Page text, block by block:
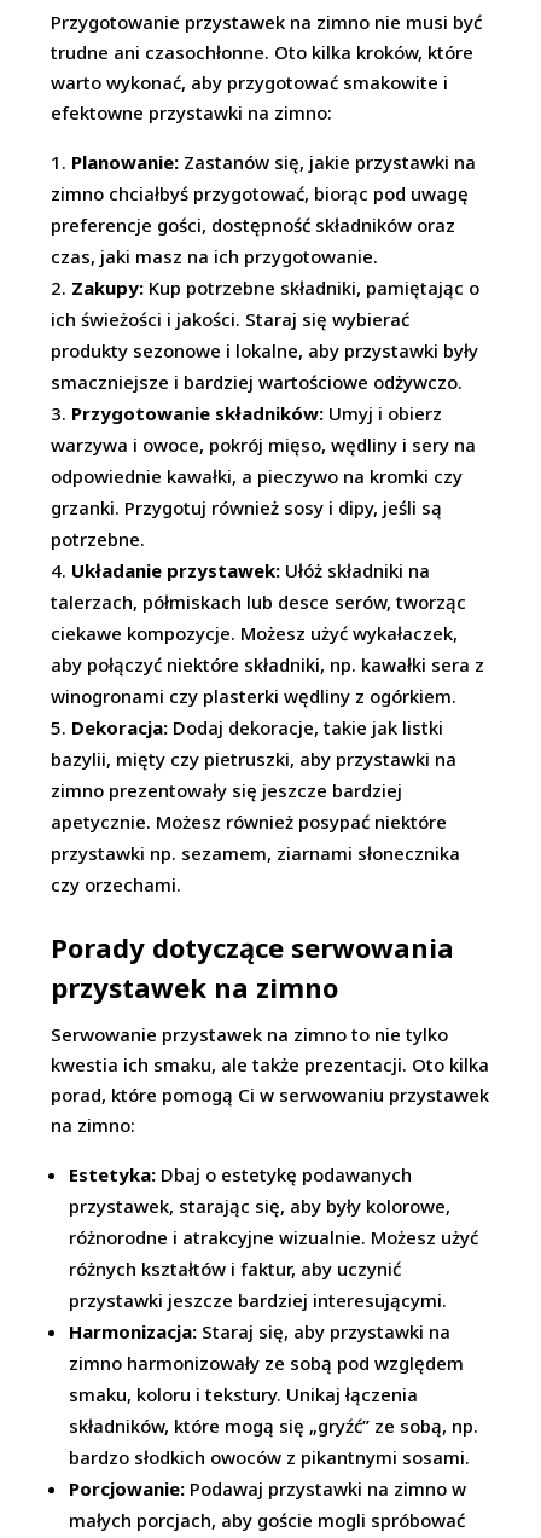
Przygotowanie przystawek na zimno nie musi być
trudne ani czasochłonne. Oto kilka kroków, które
warto wykonać, aby przygotować smakowite i
efektowne przystawki na zimno:
Planowanie: Zastanów się, jakie przystawki na
zimno chciałbyś przygotować, biorąc pod uwagę
preferencje gości, dostępność składników oraz
czas, jaki masz na ich przygotowanie.
Zakupy: Kup potrzebne składniki, pamiętając o
ich świeżości i jakości. Staraj się wybierać
produkty sezonowe i lokalne, aby przystawki były
smaczniejsze i bardziej wartościowe odżywczo.
Przygotowanie składników: Umyj i obierz
warzywa i owoce, pokrój mięso, wędliny i sery na
odpowiednie kawałki, a pieczywo na kromki czy
grzanki. Przygotuj również sosy i dipy, jeśli są
potrzebne.
Układanie przystawek: Ułóż składniki na
talerzach, półmiskach lub desce serów, tworząc
ciekawe kompozycje. Możesz użyć wykałaczek,
aby połączyć niektóre składniki, np. kawałki sera z
winogronami czy plasterki wędliny z ogórkiem.
Dekoracja: Dodaj dekoracje, takie jak listki
bazylii, mięty czy pietruszki, aby przystawki na
zimno prezentowały się jeszcze bardziej
apetycznie. Możesz również posypać niektóre
przystawki np. sezamem, ziarnami słonecznika
czy orzechami.
Porady dotyczące serwowania
przystawek na zimno
Serwowanie przystawek na zimno to nie tylko
kwestia ich smaku, ale także prezentacji. Oto kilka
porad, które pomogą Ci w serwowaniu przystawek
na zimno:
Estetyka: Dbaj o estetykę podawanych
przystawek, starając się, aby były kolorowe,
różnorodne i atrakcyjne wizualnie. Możesz użyć
różnych kształtów i faktur, aby uczynić
przystawki jeszcze bardziej interesującymi.
Harmonizacja: Staraj się, aby przystawki na
zimno harmonizowały ze sobą pod względem
smaku, koloru i tekstury. Unikaj łączenia
składników, które mogą się „gryźć” ze sobą, np.
bardzo słodkich owoców z pikantnymi sosami.
Porcjowanie: Podawaj przystawki na zimno w
małych porcjach, aby goście mogli spróbować